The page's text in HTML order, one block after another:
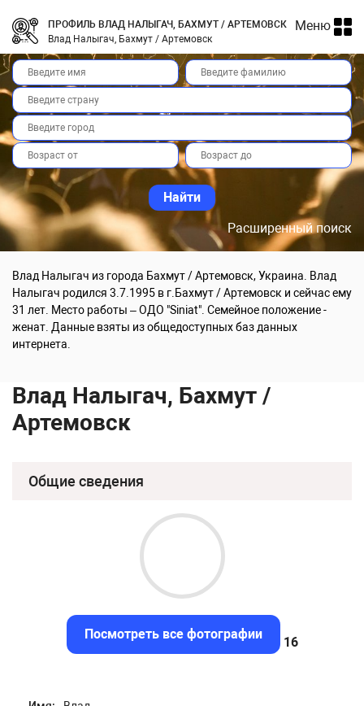
ПРОФИЛЬ ВЛАД НАЛЫГАЧ, БАХМУТ / АРТЕМОВСК
Влад Налыгач, Бахмут / Артемовск
Меню
Расширенный поиск
Влад Налыгач из города Бахмут / Артемовск, Украина. Влад
Налыгач родился 3.7.1995 в г.Бахмут / Артемовск и сейчас ему
31 лет. Место работы – ОДО "Siniat". Семейное положение -
женат. Данные взяты из общедоступных баз данных
интернета.
Влад Налыгач, Бахмут /
Артемовск
Общие сведения
Посмотреть все фотографии
15.69